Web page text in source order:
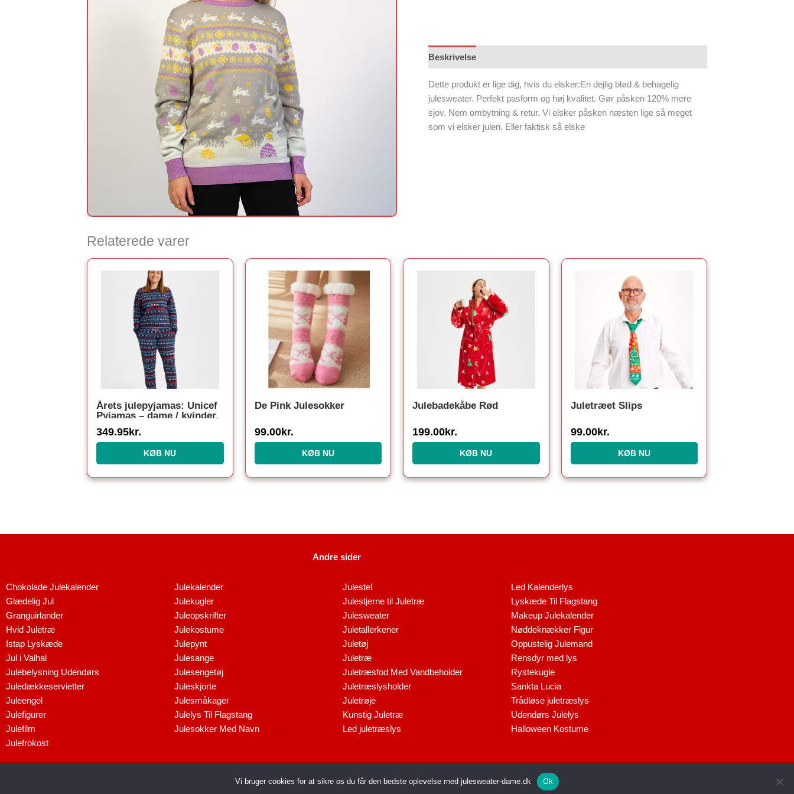
Beskrivelse
Dette produkt er lige dig, hvis du elsker:En dejlig blød & behagelig
julesweater. Perfekt pasform og høj kvalitet. Gør påsken 120% mere
sjov. Nem ombytning & retur. Vi elsker påsken næsten lige så meget
som vi elsker julen. Eller faktisk så elske
Relaterede varer
Årets julepyjamas: Unicef
Pyjamas – dame / kvinder.
349.95kr.
KØB NU
De Pink Julesokker
99.00kr.
KØB NU
Julebadekåbe Rød
199.00kr.
KØB NU
Juletræet Slips
99.00kr.
KØB NU
Andre sider
Chokolade Julekalender
Glædelig Jul
Granguirlander
Hvid Juletræ
Istap Lyskæde
Jul i Valhal
Julebelysning Udendørs
Juledækkeservietter
Juleengel
Julefigurer
Julefilm
Julefrokost
Julekalender
Julekugler
Juleopskrifter
Julekostume
Julepynt
Julesange
Julesengetøj
Juleskjorte
Julesmåkager
Julelys Til Flagstang
Julesokker Med Navn
Julestel
Julestjerne til Juletræ
Julesweater
Juletallerkener
Juletøj
Juletræ
Juletræsfod Med Vandbeholder
Juletræslysholder
Juletrøje
Kunstig Juletræ
Led juletræslys
Led Kalenderlys
Lyskæde Til Flagstang
Makeup Julekalender
Nøddeknækker Figur
Oppustelig Julemand
Rensdyr med lys
Rystekugle
Sankta Lucia
Trådløse juletræslys
Udendørs Julelys
Halloween Kostume
Vi bruger cookies for at sikre os du får den bedste oplevelse med julesweater-dame.dk Ok